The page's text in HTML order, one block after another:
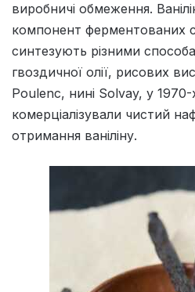
виробничі обмеження.
компонент ферментованих
синтезують різними
гвоздичної олії, рисових
Poulenc, нині Solvay, у
комерціалізували чистий
отримання ваніліну.